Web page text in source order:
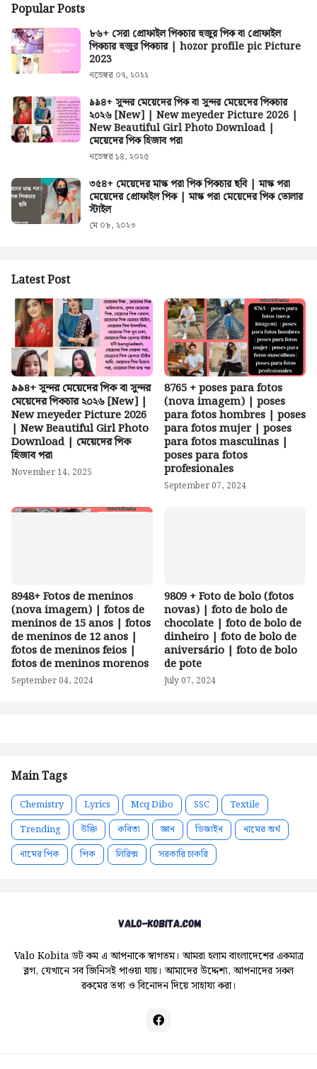
Popular Posts
৮৬+ সেরা প্রোফাইল পিকচার হুজুর পিক বা প্রোফাইল
পিকচার হুজুর পিকচার | hozor profile pic Picture
2023
নভেম্বর ০৭, ২০২২
৯৯৪+ সুন্দর মেয়েদের পিক বা সুন্দর মেয়েদের পিকচার
২০২৬ [New] | New meyeder Picture 2026 |
New Beautiful Girl Photo Download |
মেয়েদের পিক হিজাব পরা
নভেম্বর ১৪, ২০২৫
৩৫৪+ মেয়েদের মাস্ক পরা পিক পিকচার ছবি | মাস্ক পরা
মেয়েদের প্রোফাইল পিক | মাস্ক পরা মেয়েদের পিক তোলার
স্টাইল
মে ০৮, ২০২৩
Latest Post
৯৯৪+ সুন্দর মেয়েদের পিক বা সুন্দর
মেয়েদের পিকচার ২০২৬ [New] |
New meyeder Picture 2026
| New Beautiful Girl Photo
Download | মেয়েদের পিক
হিজাব পরা
November 14, 2025
8765 + poses para fotos
(nova imagem) | poses
para fotos hombres | poses
para fotos mujer | poses
para fotos masculinas |
poses para fotos
profesionales
September 07, 2024
8948+ Fotos de meninos
(nova imagem) | fotos de
meninos de 15 anos | fotos
de meninos de 12 anos |
fotos de meninos feios |
fotos de meninos morenos
September 04, 2024
9809 + Foto de bolo (fotos
novas) | foto de bolo de
chocolate | foto de bolo de
dinheiro | foto de bolo de
aniversário | foto de bolo
de pote
July 07, 2024
Main Tags
Chemistry Lyrics Mcq Dibo SSC
Textile
Trending
উক্তি কবিতা জ্ঞান ডিজাইন
নামের অর্থ
নামের পিক
পিক লিরিক্স সরকারি চাকরি
Valo Kobita ডট কম এ আপনাকে স্বাগতম। আমরা হলাম বাংলাদেশের একমাত্র
ব্লগ, যেখানে সব জিনিসই পাওয়া যায়। আমাদের উদ্দেশ্য, আপনাদের সকল
রকমের তথ্য ও বিনোদন দিয়ে সাহায্য করা।